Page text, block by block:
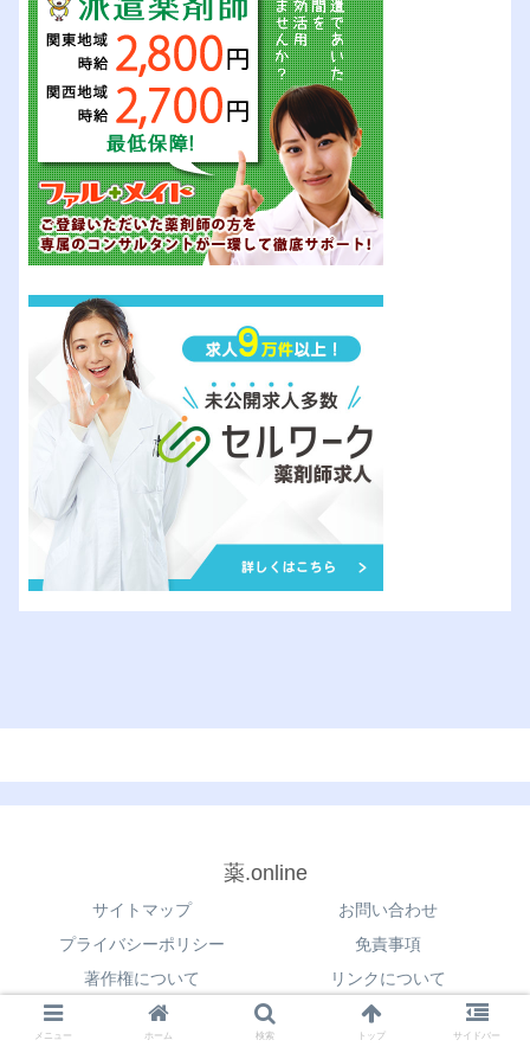
薬.online
サイトマップ
お問い合わせ
プライバシーポリシー
免責事項
著作権について
リンクについて
© 2021 薬.online.
メニュー ホーム 検索 トップ サイドバー